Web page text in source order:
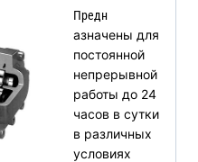
Предн
азначены для
постоянной
непрерывной
работы до 24
часов в сутки
в различных
условиях